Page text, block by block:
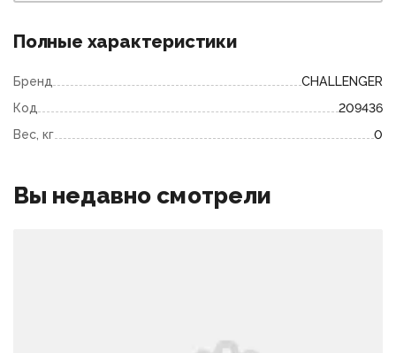
Полные характеристики
Бренд
CHALLENGER
Код
209436
Вес, кг
0
Вы недавно смотрели